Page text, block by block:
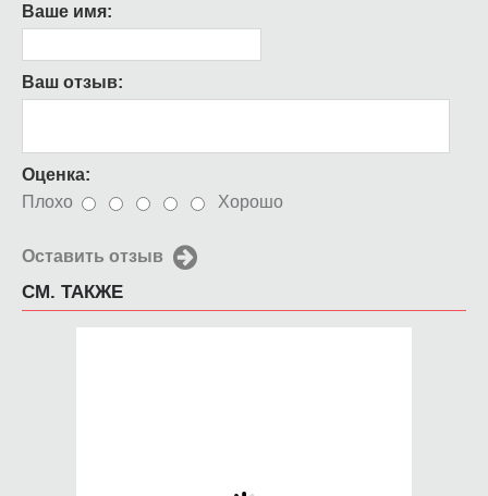
Ваше имя:
Ваш отзыв:
Оценка:
Плохо
Хорошо
Оставить отзыв
СМ. ТАКЖЕ